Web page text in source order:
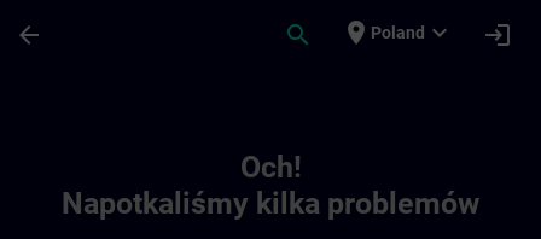
arrow_back search place Poland expand_more login
Och!
Napotkaliśmy kilka problemów